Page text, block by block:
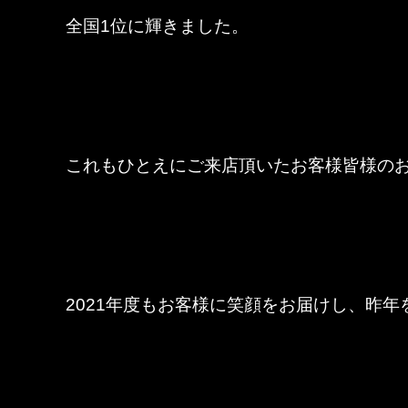
全国1位に輝きました。
これもひとえにご来店頂いたお客様皆様の
2021年度もお客様に笑顔をお届けし、昨